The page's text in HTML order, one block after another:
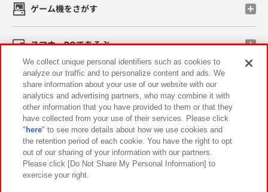
ゲーム機をさがす
スマホ・PCであそぶ
イベント・キャンペーン
関連会社 サステナビリティ サイトポリシー
プライバシーポリシー ウェブアクセシビリティ方針と検証結果
お取引先さまとともに
We collect unique personal identifiers such as cookies to
analyze our traffic and to personalize content and ads. We
share information about your use of our website with our
analytics and advertising partners, who may combine it with
other information that you have provided to them or that they
have collected from your use of their services. Please click
" here" to see more details about how we use cookies and
the retention period of each cookie. You have the right to opt
out of our sharing of your information with our partners.
Please click [Do Not Share My Personal Information] to
exercise your right.